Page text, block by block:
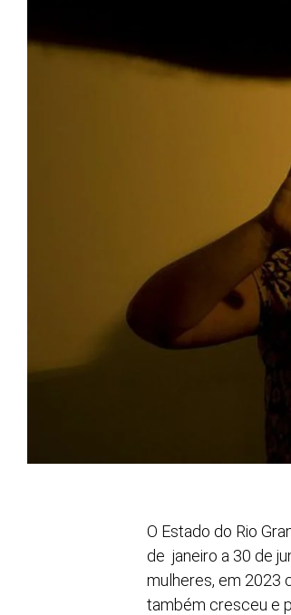
O Estado do Rio
de janeiro a 30 de
mulheres, em 2023
também cresceu e